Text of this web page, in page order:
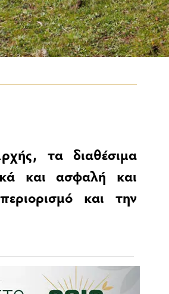
τα διαθέσιμα
και ασφαλή και
και την